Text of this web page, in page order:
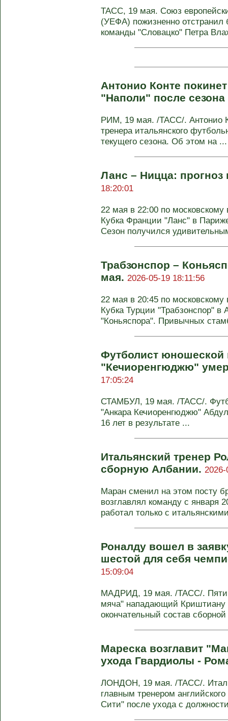
ТАСС, 19 мая. Союз
(УЕФА) пожизненно отстранил
команды "Словацко" Петра
Антонио Конте
"Наполи" после
РИМ, 19 мая. /ТАСС/. Антонио
тренера итальянского
текущего сезона. Об этом на ...
Ланс – Ницца:
18:20:01
22 мая в 22:00 по
Кубка Франции "Ланс" в
Сезон получился
Трабзонспор –
мая. 2026-05-19 18:11:56
22 мая в 20:45 по
Кубка Турции "Трабзонспор" в
"Коньяспора". Привычных
Футболист
"Кечиоренгюджю"
17:05:24
СТАМБУЛ, 19 мая. /ТАСС/.
"Анкара Кечиоренгюджю"
16 лет в результате ...
Итальянский тренер
сборную Албании.
Маран сменил на этом посту
возглавлял команду с января
работал только с
Роналду вошел в
шестой для себя
15:09:04
МАДРИД, 19 мая. /ТАСС/.
мяча" нападающий Криштиану
окончательный состав
Мареска возглавит
ухода Гвардиолы -
ЛОНДОН, 19 мая. /ТАСС/.
главным тренером
Сити" после ухода с